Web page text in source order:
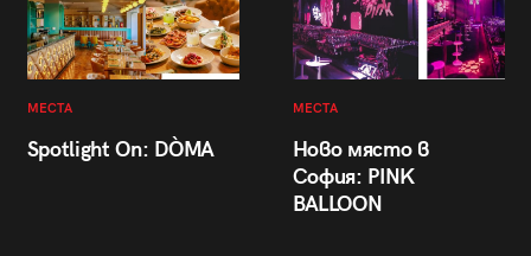
МЕСТА
Spotlight On: DÒMA
МЕСТА
Ново място в
София: PINK
BALLOON